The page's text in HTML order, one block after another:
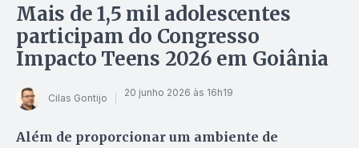
Mais de 1,5 mil adolescentes
participam do Congresso
Impacto Teens 2026 em Goiânia
Cilas Gontijo 20 junho 2026 às 16h19
Além de proporcionar um ambiente de